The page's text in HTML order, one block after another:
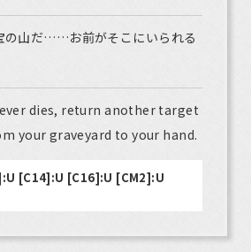
の山だ……お前がそこにいられる
dies, return another target
your graveyard to your hand.
[C14]:U [C16]:U [CM2]:U